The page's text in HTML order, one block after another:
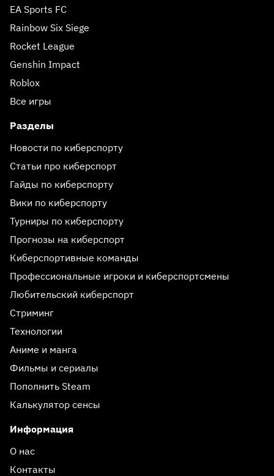
EA Sports FC
Rainbow Six Siege
Rocket League
Genshin Impact
Roblox
Все игры
Разделы
Новости по киберспорту
Статьи про киберспорт
Гайды по киберспорту
Вики по киберспорту
Турниры по киберспорту
Прогнозы на киберспорт
Киберспортивные команды
Профессиональные игроки и киберспортсмены
Любительский киберспорт
Стриминг
Технологии
Аниме и манга
Фильмы и сериалы
Пополнить Steam
Калькулятор сенсы
Информация
О нас
Контакты